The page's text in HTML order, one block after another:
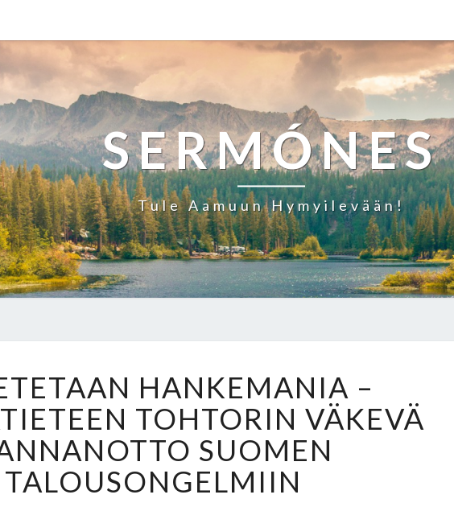
SERMÓNES
Tule Aamuun Hymyilevään!
O
P
E
T
E
T
HANKEMANIA –
TOHTORIN VÄKEVÄ
SUOMEN
TALOUSONGELMIIN